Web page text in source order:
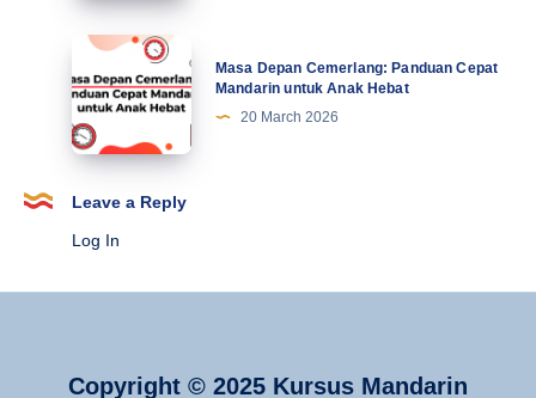
Mengungkap
Rahasia
dari
Jejak
Sejarahnya
Masa
Depan
Cemerlang:
Panduan
Cepat
Mandarin
Masa Depan Cemerlang: Panduan Cepat
Mandarin untuk Anak Hebat
20 March 2026
Leave a Reply
Log In
Copyright © 2025 Kursus Mandarin